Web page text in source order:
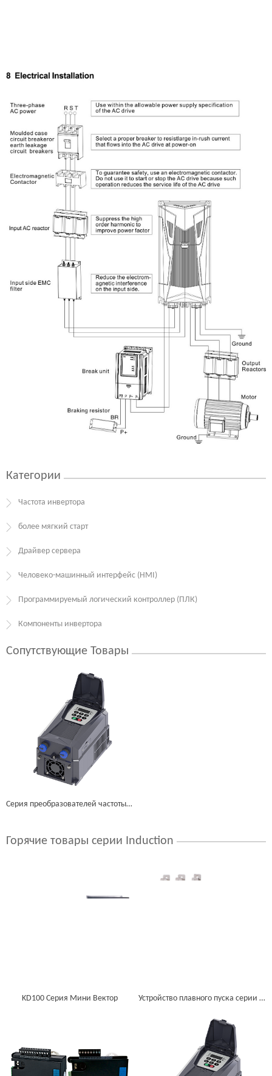
Категории
Частота инвертора
более мягкий старт
Драйвер сервера
Человеко-машинный интерфейс (HMI)
Программируемый логический контроллер (ПЛК)
Компоненты инвертора
Сопутствующие Товары
Серия преобразователей частоты IP54
Горячие товары серии Induction
KD100 Серия Мини Вектор Устройство плавного пуска серии KSS80